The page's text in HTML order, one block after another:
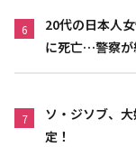
6
20代の日本人
に死亡…警察が
7
ソ・ジソブ、
定！